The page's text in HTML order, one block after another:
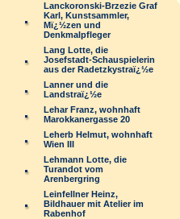
Lanckoronski-Brzezie Graf
Karl, Kunstsammler,
Mï¿½zen und
Denkmalpfleger
Lang Lotte, die
Josefstadt-Schauspielerin
aus der Radetzkystraï¿½e
Lanner und die
Landstraï¿½e
Lehar Franz, wohnhaft
Marokkanergasse 20
Leherb Helmut, wohnhaft
Wien III
Lehmann Lotte, die
Turandot vom
Arenbergring
Leinfellner Heinz,
Bildhauer mit Atelier im
Rabenhof